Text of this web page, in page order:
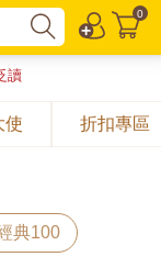
0
讀
使 折扣專區
典100